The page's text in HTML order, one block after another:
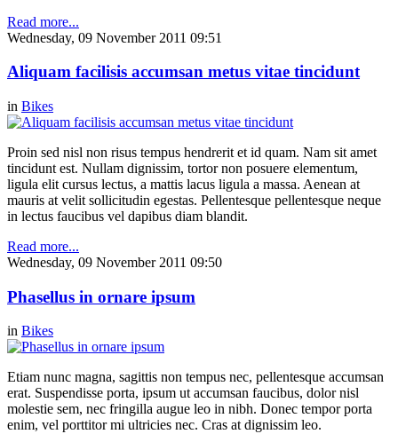
Read more...
Wednesday, 09 November 2011 09:51
Aliquam facilisis accumsan metus vitae tincidunt
in Bikes
Proin sed nisl non risus tempus hendrerit et id quam. Nam sit amet
tincidunt est. Nullam dignissim, tortor non posuere elementum,
ligula elit cursus lectus, a mattis lacus ligula a massa. Aenean at
mauris at velit sollicitudin egestas. Pellentesque pellentesque neque
in lectus faucibus vel dapibus diam blandit.
Read more...
Wednesday, 09 November 2011 09:50
Phasellus in ornare ipsum
in Bikes
Etiam nunc magna, sagittis non tempus nec, pellentesque accumsan
erat. Suspendisse porta, ipsum ut accumsan faucibus, dolor nisl
molestie sem, nec fringilla augue leo in nibh. Donec tempor porta
enim, vel porttitor mi ultricies nec. Cras at dignissim leo.